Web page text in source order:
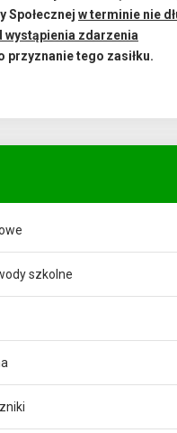
Społecznej w terminie nie
wystąpienia zdarzenia
przyznanie tego zasiłku.
szkolne